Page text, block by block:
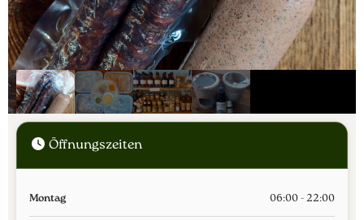
Öffnungszeiten
Montag 06:00 - 22:00